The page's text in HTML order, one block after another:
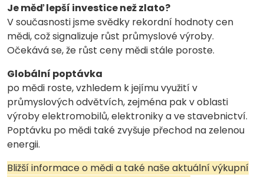
Je měď lepší investice než zlato?
V současnosti jsme svědky rekordní hodnoty cen
mědi, což signalizuje růst průmyslové výroby.
Očekává se, že růst ceny mědi stále poroste.
Globální poptávka
po mědi roste, vzhledem k jejímu využití v
průmyslových odvětvích, zejména pak v oblasti
výroby elektromobilů, elektroniky a ve stavebnictví.
Poptávku po mědi také zvyšuje přechod na zelenou
energii.
Bližší informace o mědi a také naše aktuální výkupní